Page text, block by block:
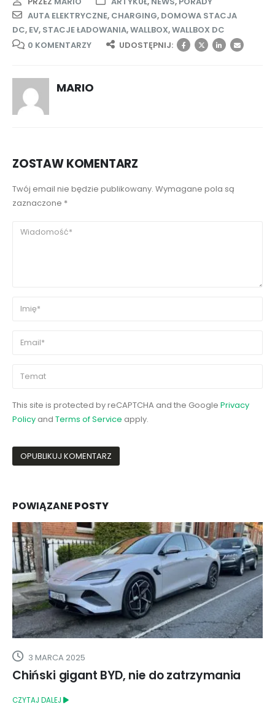
AUTA ELEKTRYCZNE, CHARGING, DOMOWA STACJA
DC, EV, STACJE ŁADOWANIA,WALLBOX,WALLBOX DC
0 KOMENTARZY
UDOSTĘPNIJ:
MARIO
ZOSTAW KOMENTARZ
Twój email nie będzie publikowany. Wymagane pola są
zaznaczone *
This site is protected by reCAPTCHA and the Google Privacy
Policy and Terms of Service apply.
POWIĄZANEPOSTY
6 LIPCA 2022
Stacja ładowania w budynku komunalnym
CZYTAJ DALEJ